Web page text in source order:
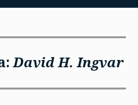
David H. Ingvar